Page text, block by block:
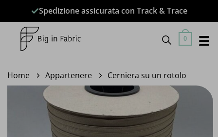
contenuti
Spedizione assicurata con Track & Trace
0
Home Appartenere Cerniera su un rotolo